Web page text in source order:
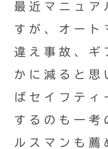
最近マニュア
すが、オート
違え事故、ギ
かに減ると思
ばセイフティ
するのも一考
ルスマンも薦